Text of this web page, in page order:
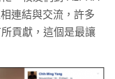
連結與交流，許多
貢獻，這個是最讓